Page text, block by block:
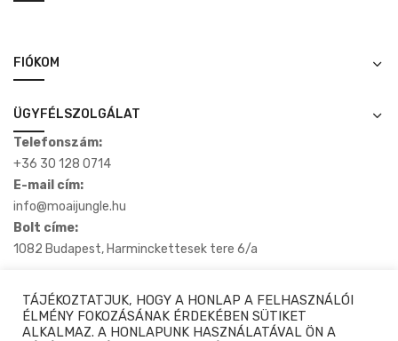
FIÓKOM
ÜGYFÉLSZOLGÁLAT
Telefonszám:
+36 30 128 0714
E-mail cím:
info@moaijungle.hu
Bolt címe:
1082 Budapest, Harminckettesek tere 6/a
TÁJÉKOZTATJUK, HOGY A HONLAP A FELHASZNÁLÓI
ÉLMÉNY FOKOZÁSÁNAK ÉRDEKÉBEN SÜTIKET
ALKALMAZ. A HONLAPUNK HASZNÁLATÁVAL ÖN A